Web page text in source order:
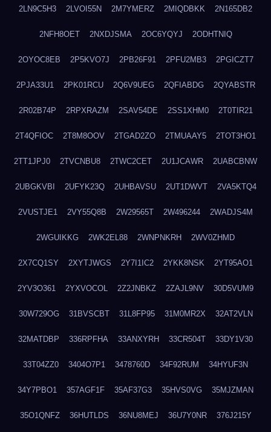
2LN9C5H3 2LVOI55N 2M7YMERZ 2MIQDBKK 2N165DB2
2NFH8OET 2NXDJSMA 2OC6YQYJ 2ODHTNIQ
2OYOC8EB 2P5KVO7J 2PB26F91 2PFU2MB3 2PGICZT7
2PJA33U1 2PK01RCU 2Q6V9UEG 2QFIABDG 2QYABSTR
2R02B74P 2RPXRAZM 2SAV54DE 2SS1XHM0 2T0TIR21
2T4QFIOC 2T8M8OOV 2TGAD2ZO 2TMUAAY5 2TOT3HO1
2TT1JPJ0 2TVCNBU8 2TWC2CET 2U1JCAWR 2UABCBNW
2UBGKVBI 2UFYK23Q 2UHBAVSU 2UT1DWVT 2VA5KTQ4
2VUSTJE1 2VY55Q8B 2W29565T 2W496244 2WADJS4M
2WGUIKKG 2WK2EL88 2WNPNKRH 2WV0ZHMD
2X7CQ1SY 2XYTJWGS 2Y7I1IC2 2YKK8NSK 2YT95AO1
2YV3O361 2YXVOCOL 2Z2JNBKZ 2ZAJL9NV 30D5VUM9
30W729OG 31BVSCBT 31L8FP95 31M0MR2X 32AT2VLN
32MATDBP 336RPFHA 33ANXYRH 33CR504T 33DY1V30
33T04ZZ0 3404O7P1 3478760D 34F92RUM 34HYUF3N
34Y7PBO1 357AGF1F 35AF37G3 35HVS0VG 35MJZMAN
35O1QNFZ 36HUTLDS 36NU8MEJ 36U7Y0NR 376J215Y